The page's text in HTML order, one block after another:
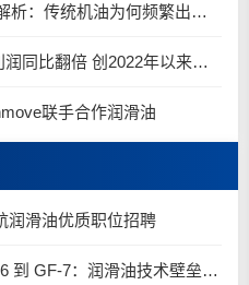
混动车型“启停拉锯工况”痛点解析：传统机油为何频繁出现油泥堆积？
埃克森美孚（XOM）二季度利润同比翻倍 创2022年以来新高
联手合作润滑油
润滑油优质职位招聘
2、从 API SP 到 SQ，从 GF-6 到 GF-7：润滑油技术壁垒再升高，你准备好了吗？